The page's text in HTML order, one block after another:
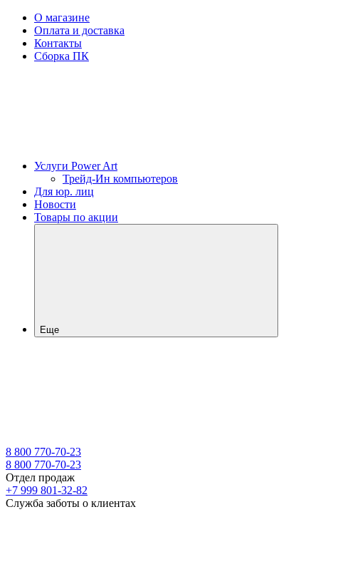
О магазине
Оплата и доставка
Контакты
Сборка ПК
Услуги Power Art
Трейд-Ин компьютеров
Для юр. лиц
Новости
Товары по акции
Еще
8 800 770-70-23
8 800 770-70-23
Отдел продаж
+7 999 801-32-82
Служба заботы о клиентах